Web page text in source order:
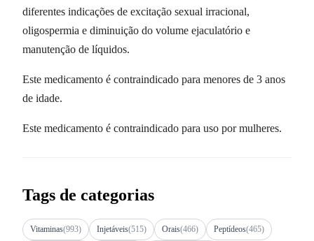
diferentes indicações de excitação sexual irracional,
oligospermia e diminuição do volume ejaculatório e
manutenção de líquidos.
Este medicamento é contraindicado para menores de 3 anos
de idade.
Este medicamento é contraindicado para uso por mulheres.
Tags de categorias
Vitaminas(993) Injetáveis(515) Orais(466) Peptídeos(465)